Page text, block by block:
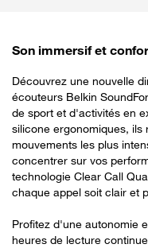
Son immersif et
Découvrez une nouvelle
écouteurs Belkin
de sport et d'activités en
silicone ergonomiques,
mouvements les plus
concentrer sur vos
technologie Clear Call
chaque appel soit clair et
Profitez d'une autonomie
heures de lecture